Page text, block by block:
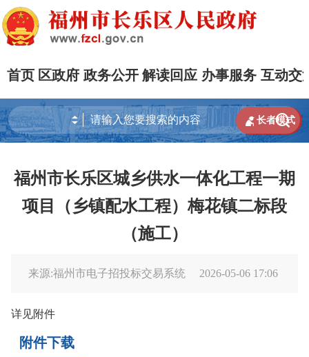
首页 区政府 政务公开 解读回应 办事服务 互动交

 长者模式
福州市长乐区城乡供水一体化工程一期
项目（乡镇配水工程）梅花镇二标段
（施工）
来源:福州市电子招投标交易系统 2026-05-06 17:06
详见附件
附件下载